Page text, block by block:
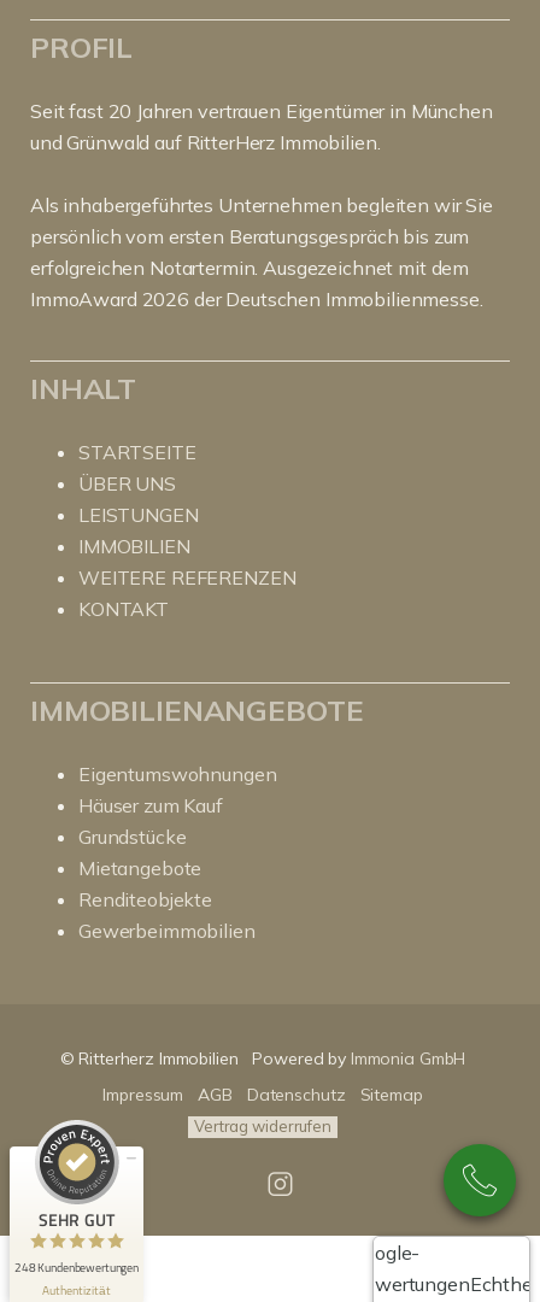
PROFIL
Seit fast 20 Jahren vertrauen Eigentümer in München
und Grünwald auf RitterHerz Immobilien.
Als inhabergeführtes Unternehmen begleiten wir Sie
persönlich vom ersten Beratungsgespräch bis zum
erfolgreichen Notartermin. Ausgezeichnet mit dem
ImmoAward 2026 der Deutschen Immobilienmesse.
INHALT
STARTSEITE
ÜBER UNS
LEISTUNGEN
IMMOBILIEN
WEITERE REFERENZEN
KONTAKT
IMMOBILIENANGEBOTE
Eigentumswohnungen
Häuser zum Kauf
Grundstücke
Mietangebote
Renditeobjekte
Gewerbeimmobilien
© Ritterherz Immobilien Powered by Immonia GmbH
Impressum
AGB Datenschutz Sitemap
Vertrag widerrufen
Google-
Bewertungen
SEHR GUT
248 Kundenbewertungen
Authentizität
100%
Empfehlungen auf
ProvenExpert.com
SEHR GUT
4,86 / 5,00
159
Bewertungen von 3
anderen Quellen
Blick aufs ProvenExpert-Profil werfen